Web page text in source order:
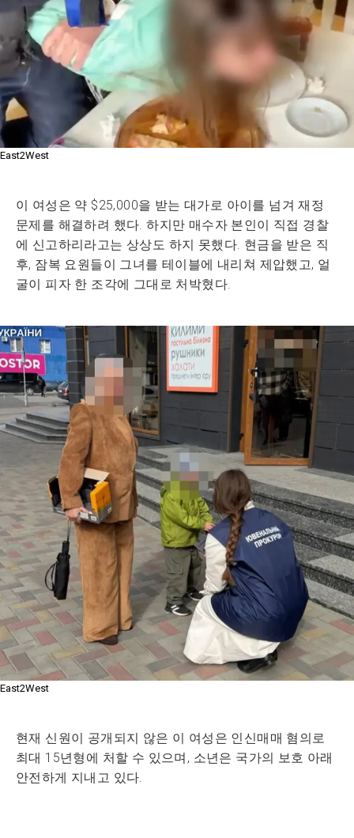
East2West
이 여성은 약 $25,000을 받는 대가로 아이를 넘겨 재정
문제를 해결하려 했다. 하지만 매수자 본인이 직접 경찰
에 신고하리라고는 상상도 하지 못했다. 현금을 받은 직
후, 잠복 요원들이 그녀를 테이블에 내리쳐 제압했고, 얼
굴이 피자 한 조각에 그대로 처박혔다.
East2West
현재 신원이 공개되지 않은 이 여성은 인신매매 혐의로
최대 15년형에 처할 수 있으며, 소년은 국가의 보호 아래
안전하게 지내고 있다.